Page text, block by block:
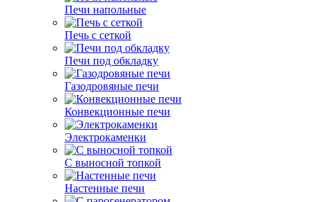
Печи напольные
Печь с сеткой
Печи под обкладку
Газодровяные печи
Конвекционные печи
Электрокаменки
С выносной топкой
Настенные печи